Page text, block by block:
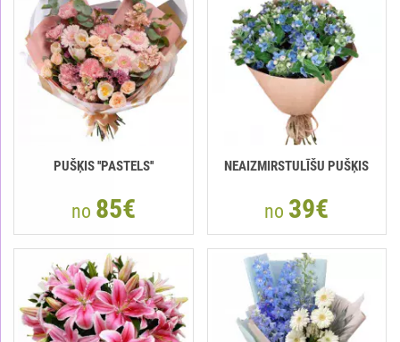
PUŠĶIS ''PASTELS''
no 85€
NEAIZMIRSTULĪŠU PUŠĶIS
no 39€